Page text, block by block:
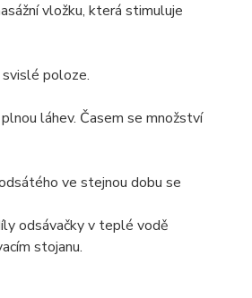
vložku, která stimuluje
poloze.
láhev. Časem se množství
ve stejnou dobu se
odsávačky v teplé vodě
stojanu.